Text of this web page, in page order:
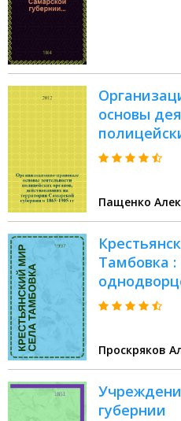
основы
степ. к. ю.
12.00.01
и
праве и
Пащенко
Тамбовка :
Проскряков
губернии